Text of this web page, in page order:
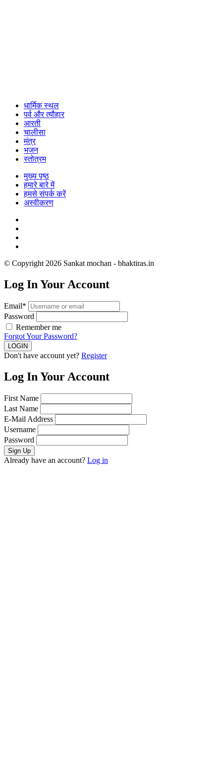
धार्मिक स्थल
पर्व और त्यौहार
आरती
चालीसा
मंत्र
भजन
स्तोत्रम
मुख्य पृष्ठ
हमारे बारे में
हमसे संपर्क करें
अस्वीकरण
© Copyright 2026 Sankat mochan - bhaktiras.in
Log In Your Account
Email*
Password
Remember me
Forgot Your Password?
Don't have account yet? Register
Log In Your Account
First Name
Last Name
E-Mail Address
Username
Password
Already have an account? Log in